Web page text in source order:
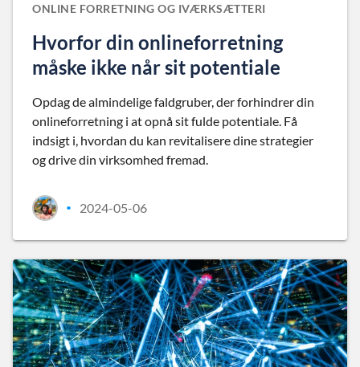
ONLINE FORRETNING OG IVÆRKSÆTTERI
Hvorfor din onlineforretning
måske ikke når sit potentiale
Opdag de almindelige faldgruber, der forhindrer din
onlineforretning i at opnå sit fulde potentiale. Få
indsigt i, hvordan du kan revitalisere dine strategier
og drive din virksomhed fremad.
• 2024-05-06